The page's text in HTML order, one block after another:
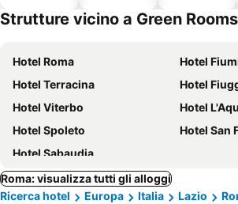
Strutture vicino a Green Rooms
Hotel Roma
Hotel
Hotel Terracina
Hotel
Hotel Viterbo
Hotel
Hotel Spoleto
Hotel San
Hotel Sabaudia
Roma: visualizza tutti gli alloggi
Ricerca hotel
Europa Italia Lazio